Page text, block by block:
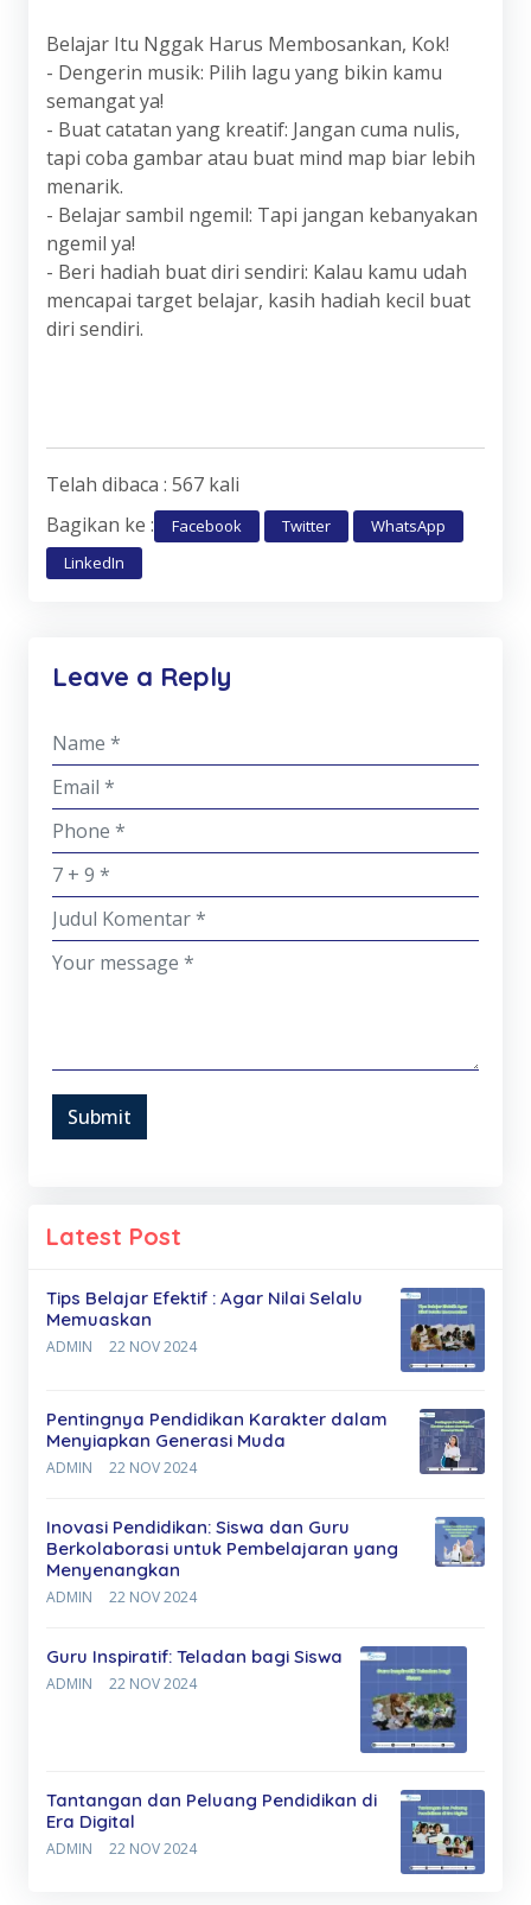
Belajar Itu Nggak Harus Membosankan, Kok!
- Dengerin musik: Pilih lagu yang bikin kamu
semangat ya!
- Buat catatan yang kreatif: Jangan cuma nulis,
tapi coba gambar atau buat mind map biar lebih
menarik.
- Belajar sambil ngemil: Tapi jangan kebanyakan
ngemil ya!
- Beri hadiah buat diri sendiri: Kalau kamu udah
mencapai target belajar, kasih hadiah kecil buat
diri sendiri.
Telah dibaca : 567 kali
Bagikan ke :
Facebook Twitter
WhatsApp
LinkedIn
Leave a Reply
Submit
Latest Post
Tips Belajar Efektif : Agar Nilai Selalu
Memuaskan
ADMIN 22 NOV 2024
Pentingnya Pendidikan Karakter dalam
Menyiapkan Generasi Muda
ADMIN 22 NOV 2024
Inovasi Pendidikan: Siswa dan Guru
Berkolaborasi untuk Pembelajaran yang
Menyenangkan
ADMIN 22 NOV 2024
Guru Inspiratif: Teladan bagi Siswa
ADMIN 22 NOV 2024
Tantangan dan Peluang Pendidikan di
Era Digital
ADMIN 22 NOV 2024